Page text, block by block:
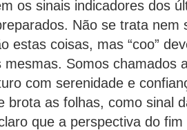
os sinais indicadores dos
Não se trata nem
estas coisas, mas “coo”
mesmas. Somos chamados
com serenidade e
brota as folhas, como sinal
que a perspectiva do